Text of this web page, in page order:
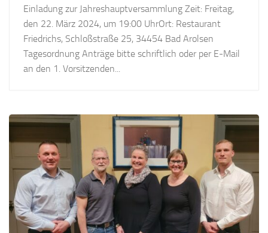
Einladung zur Jahreshauptversammlung Zeit: Freitag,
den 22. März 2024, um 19:00 UhrOrt: Restaurant
Friedrichs, Schloßstraße 25, 34454 Bad Arolsen
Tagesordnung Anträge bitte schriftlich oder per E-Mail
an den 1. Vorsitzenden...